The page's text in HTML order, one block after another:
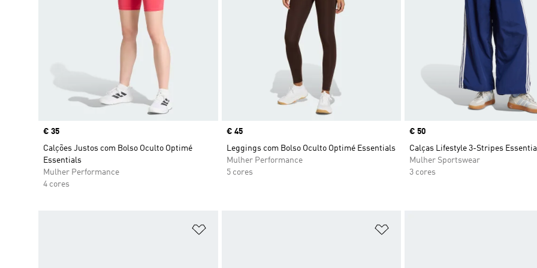
Price
€ 35
Calções Justos com Bolso Oculto Optimé
Essentials
Mulher Performance
4 cores
Price
€ 45
Leggings com Bolso Oculto Optimé Essentials
Mulher Performance
5 cores
Price
€ 50
Calças Lifestyle 3-Stripes
Mulher Sportswear
3 cores